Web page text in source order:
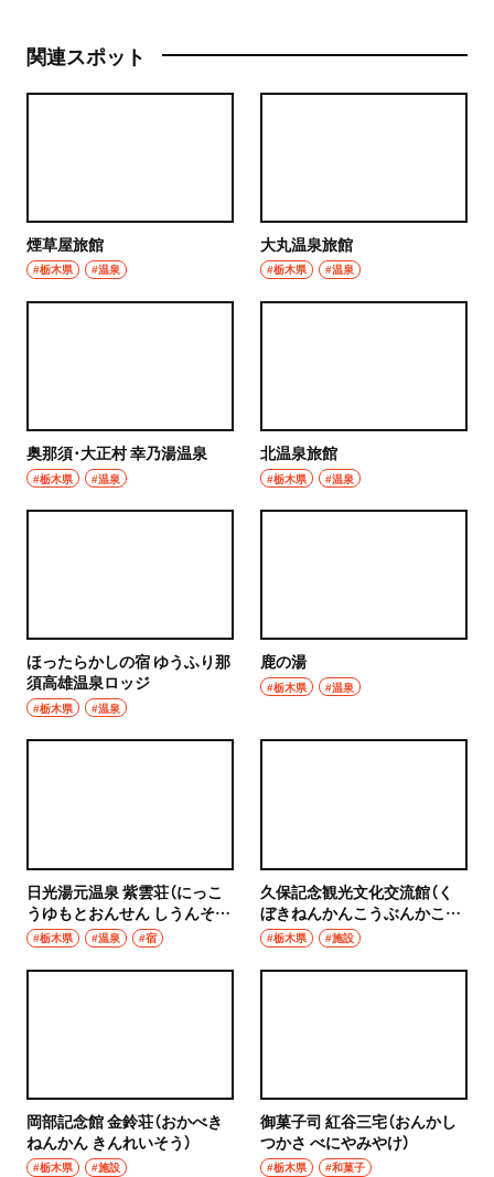
関連スポット
煙草屋旅館
#栃木県 #温泉
大丸温泉旅館
#栃木県 #温泉
奥那須･大正村 幸乃湯温泉
#栃木県 #温泉
北温泉旅館
#栃木県 #温泉
ほったらかしの宿 ゆうふり那
須高雄温泉ロッジ
#栃木県 #温泉
鹿の湯
#栃木県 #温泉
日光湯元温泉 紫雲荘（にっこ
うゆもとおんせん しうんそ
う）
#栃木県 #温泉 #宿
久保記念観光文化交流館（く
ぼきねんかんこうぶんかこう
りゅうかん）
#栃木県 #施設
岡部記念館 金鈴荘（おかべき
ねんかん きんれいそう）
#栃木県 #施設
御菓子司 紅谷三宅（おんかし
つかさ べにやみやけ）
#栃木県
#和菓子